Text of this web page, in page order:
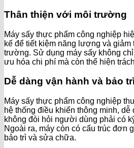
Thân thiện với môi trường
Máy sấy thực phẩm công nghiệp
kế để tiết kiệm năng lượng và giảm
trường. Sử dụng máy sấy không
ưu hóa chi phí mà còn thể hiện
Dễ dàng vận hành và bảo trì
Máy sấy thực phẩm công nghiệp
hệ thống điều khiển thông minh, dễ
không đòi hỏi người dùng phải có
Ngoài ra, máy còn có cấu trúc đơn
bảo trì và sửa chữa.